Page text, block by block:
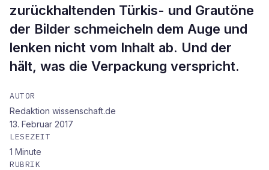
zurückhaltenden Türkis- und Grautöne
der Bilder schmeicheln dem Auge und
lenken nicht vom Inhalt ab. Und der
hält, was die Verpackung verspricht.
AUTOR
Redaktion wissenschaft.de
13. Februar 2017
LESEZEIT
1 Minute
RUBRIK